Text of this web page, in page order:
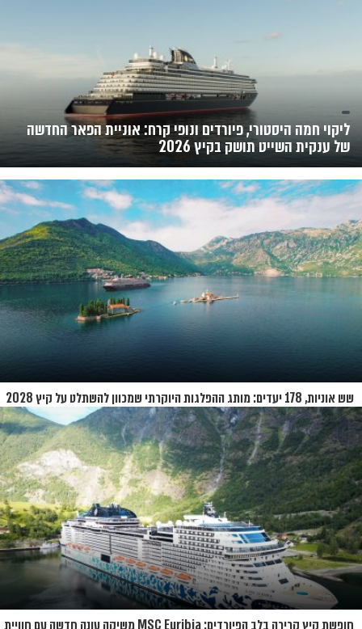
ליקוי חמה היסטורי, פיורדים ונופי קרח: אוניית הפאר החדשה
של ענקית השייט תושק בקיץ 2026
שש אוניות, 178 יעדים: מותג ההפלגות היוקרתי שמכוון להשתלט על קיץ 2028
חופשת קיץ קרירה בלב הפיורדים: MSC Euribia משיקה עונה חדשה עם חוויית